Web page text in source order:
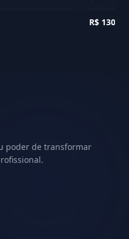
R$ 130,00
poder de transformar